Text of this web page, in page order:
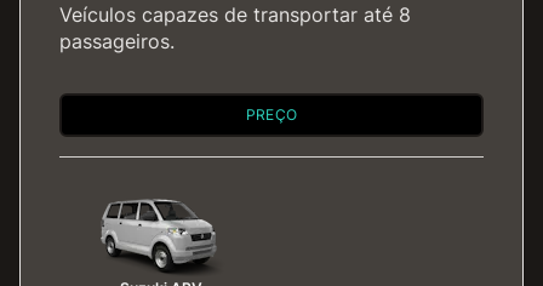
Veículos capazes de transportar até 8
passageiros.
PREÇO